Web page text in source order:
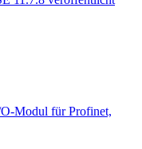
Modul für Profinet,